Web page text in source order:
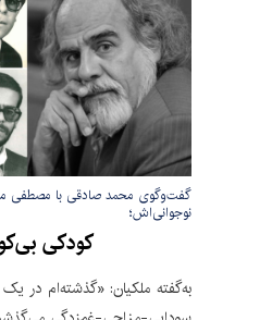
گفت‌وگوی محمد صادقی با مصطفی
نوجوانی‌اش؛
کودکی
به‌گفته ملکیان: «گذشته‌ام در یک